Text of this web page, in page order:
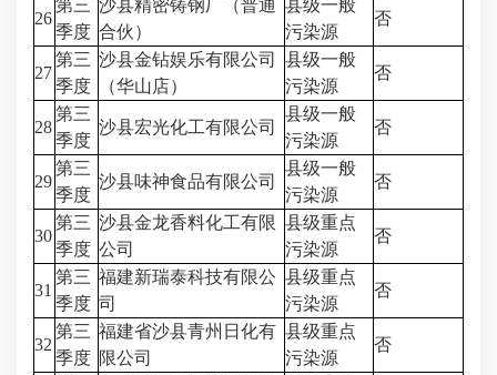
26
第三
季度
沙县精密铸钢厂（普通
合伙）
县级一般
污染源
否
27
第三
季度
沙县金钻娱乐有限公司
（华山店）
县级一般
污染源
否
28
第三
季度
沙县宏光化工有限公司
县级一般
污染源
否
29
第三
季度
沙县味神食品有限公司
县级一般
污染源
否
30
第三
季度
沙县金龙香料化工有限
公司
县级重点
污染源
否
31
第三
季度
福建新瑞泰科技有限公
司
县级重点
污染源
否
32
第三
季度
福建省沙县青州日化有
限公司
县级重点
污染源
否